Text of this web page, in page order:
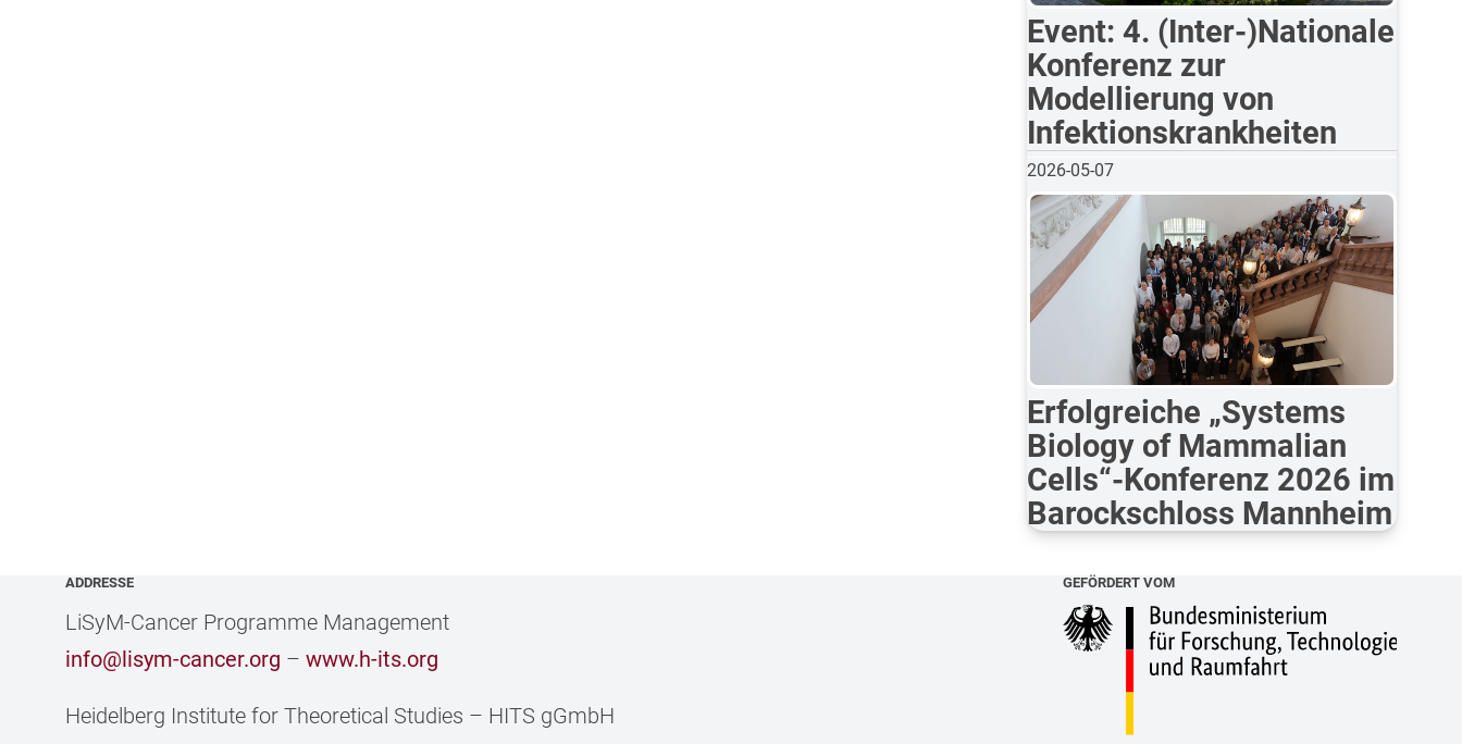
Event: 4. (Inter-)Nationale
Konferenz zur
Modellierung von
Infektionskrankheiten
2026-05-07
Erfolgreiche „Systems
Biology of Mammalian
Cells“-Konferenz 2026 im
Barockschloss Mannheim
ADDRESSE
LiSyM-Cancer Programme Management
info@lisym-cancer.org –www.h-its.org
Heidelberg Institute for Theoretical Studies – HITS gGmbH
GEFÖRDERT VOM